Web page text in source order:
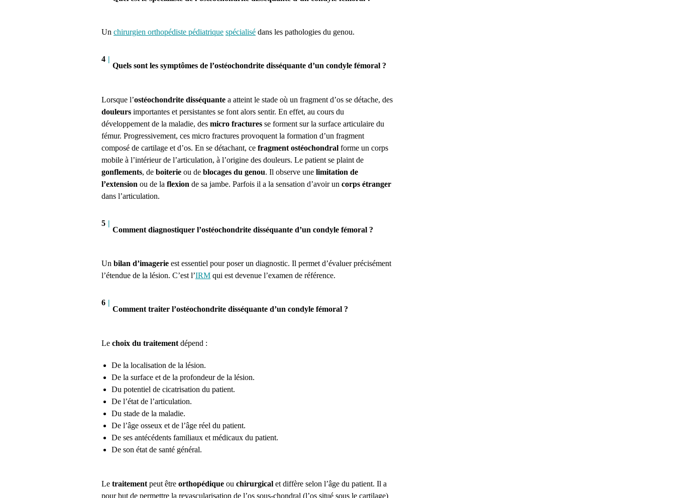
Un chirurgien orthopédiste pédiatrique spécialisé dans les pathologies du genou.
4 |
Quels sont les symptômes de l’ostéochondrite disséquante d’un condyle fémoral ?
Lorsque l’ostéochondrite disséquante a atteint le stade où un fragment d’os se détache, des
douleurs importantes et persistantes se font alors sentir. En effet, au cours du
développement de la maladie, des micro fractures se forment sur la surface articulaire du
fémur. Progressivement, ces micro fractures provoquent la formation d’un fragment
composé de cartilage et d’os. En se détachant, ce fragment ostéochondral forme un corps
mobile à l’intérieur de l’articulation, à l’origine des douleurs. Le patient se plaint de
gonflements, de boiterie ou de blocages du genou. Il observe une limitation de
l’extension ou de la flexion de sa jambe. Parfois il a la sensation d’avoir un corps étranger
dans l’articulation.
5 |
Comment diagnostiquer l’ostéochondrite disséquante d’un condyle fémoral ?
Un bilan d’imagerie est essentiel pour poser un diagnostic. Il permet d’évaluer précisément
l’étendue de la lésion. C’est l’IRM qui est devenue l’examen de référence.
6 |
Comment traiter l’ostéochondrite disséquante d’un condyle fémoral ?
Le choix du traitement dépend :
De la localisation de la lésion.
De la surface et de la profondeur de la lésion.
Du potentiel de cicatrisation du patient.
De l’état de l’articulation.
Du stade de la maladie.
De l’âge osseux et de l’âge réel du patient.
De ses antécédents familiaux et médicaux du patient.
De son état de santé général.
Le traitement peut être orthopédique ou chirurgical et diffère selon l’âge du patient. Il a
pour but de permettre la revascularisation de l’os sous-chondral (l’os situé sous le cartilage)